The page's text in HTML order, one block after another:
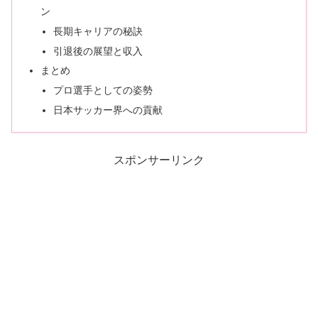
ン
長期キャリアの秘訣
引退後の展望と収入
まとめ
プロ選手としての姿勢
日本サッカー界への貢献
スポンサーリンク